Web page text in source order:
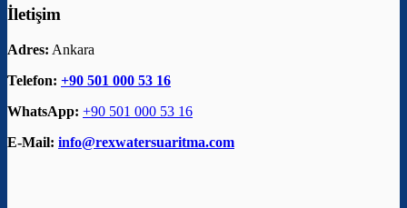
İletişim
Adres: Ankara
Telefon: +90 501 000 53 16
WhatsApp: +90 501 000 53 16
E-Mail: info@rexwatersuaritma.com